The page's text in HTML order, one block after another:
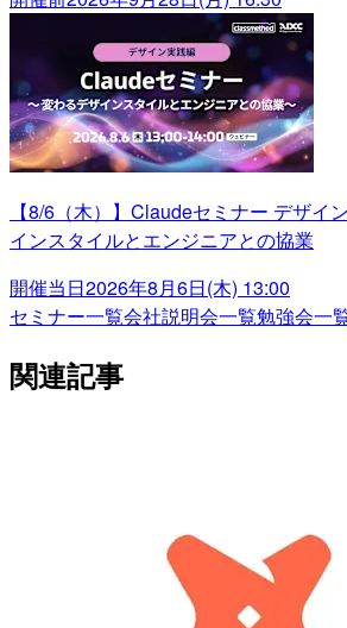
【8/6（木）】Claudeセミナー デザイ
インスタイルとエンジニアとの協業
開催当日2026年8月6日(木) 13:00
セミナー一覧会社説明会一覧勉強会一
関連記事